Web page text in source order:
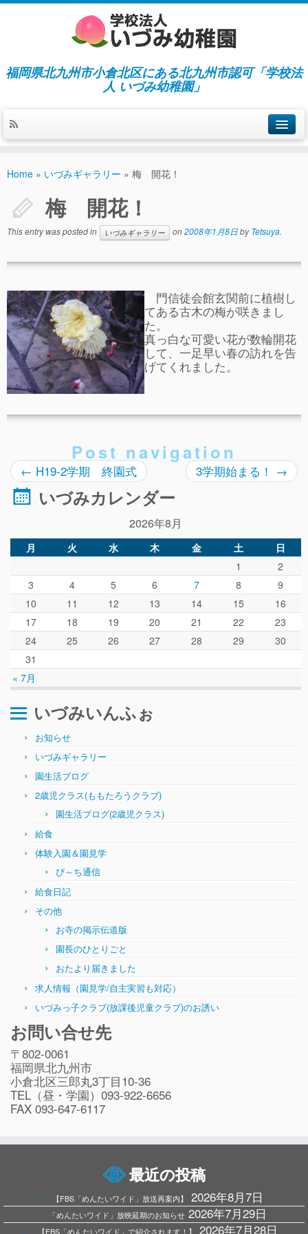
福岡県北九州市小倉北区にある北九州市認可「学校法
人 いづみ幼稚園」
施設紹介
指導／保育の内容
入園募集／入園費用
通園について
事故や怪我について
卒園児進路
お知らせ
2歳児クラス(ももたろうクラブ)
募集概要(2歳児クラス)
保育料について
入会してから
体験入園＆園見学
ぴ～ち通信
求人情報（園見学/自主実習も対応）
Home » いづみギャラリー » 梅 開花！
梅 開花！
This entry was posted in いづみギャラリー on2008年1月8日byTetsuya.
門信徒会館玄関前に植樹し
てある古木の梅が咲きまし
た。
真っ白な可愛い花が数輪開花
して、一足早い春の訪れを告
げてくれました。
Post navigation
← H19-2学期 終園式 3学期始まる！ →
いづみカレンダー
2026年8月
月 火 水 木 金 土 日
« 7月
1
2
3
4 5 6 7 8
9
10
11 12 13 14 15
16
17
18 19 20 21 22
23
24
25 26 27 28 29
30
31
いづみいんふぉ
お知らせ
いづみギャラリー
園生活ブログ
2歳児クラス(ももたろうクラブ)
園生活ブログ(2歳児クラス)
給食
体験入園＆園見学
ぴ～ち通信
給食日記
その他
お寺の掲示伝道版
園長のひとりごと
おたより届きました
求人情報（園見学/自主実習も対応）
いづみっ子クラブ(放課後児童クラブ)のお誘い
お問い合せ先
〒802-0061
福岡県北九州市
小倉北区三郎丸3丁目10-36
TEL（昼・学園）093-922-6656
FAX 093-647-6117
最近の投稿
【FBS「めんたいワイド」放送再案内】 2026年8月7日
「めんたいワイド」放映延期のお知らせ 2026年7月29日
【FBS「めんたいワイド」で紹介されます！】 2026年7月28日